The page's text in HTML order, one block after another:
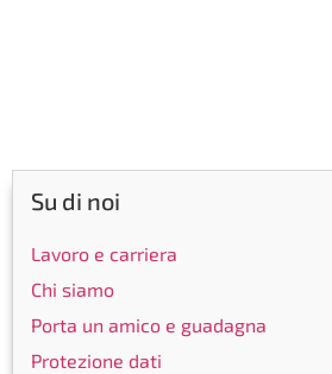
Su di noi
Lavoro e carriera
Chi siamo
Porta un amico e guadagna
Protezione dati